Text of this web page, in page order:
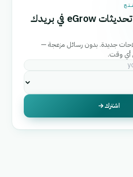
احصل على آخر تحديثات eGrow في بريدك
جديدة. بدون رسائل مزعجة —
أي وقت.
اشترك